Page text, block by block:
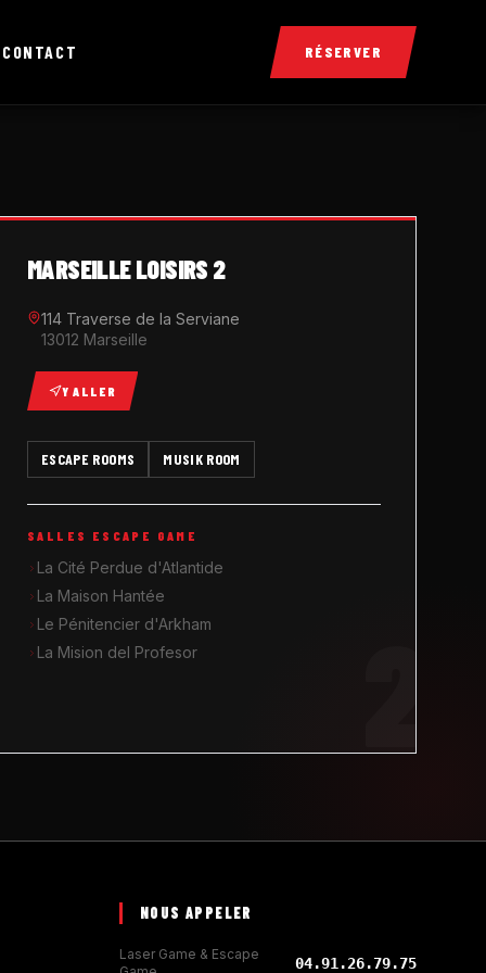
CONTACT RÉSERVER
MARSEILLE LOISIRS 2
114 Traverse de la Serviane
13012 Marseille
Y ALLER
ESCAPE ROOMS MUSIK ROOM
SALLES ESCAPE GAME
La Cité Perdue d'Atlantide
La Maison Hantée
Le Pénitencier d'Arkham
La Mision del Profesor
NOUS APPELER
Laser Game & Escape
04.91.26.79.75